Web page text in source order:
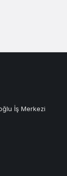
İş Merkezi